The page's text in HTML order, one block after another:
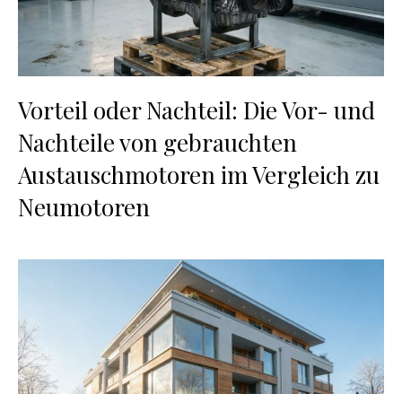
Vorteil oder Nachteil: Die Vor- und
Nachteile von gebrauchten
Austauschmotoren im Vergleich zu
Neumotoren